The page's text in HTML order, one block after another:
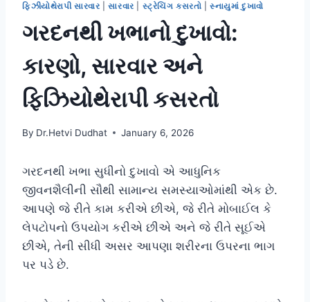
ફિઝીયોથેરાપી સારવાર |સારવાર સ્ટ્રેચિંગ કસરતો |સ્નાયુમાં દુખાવો
ગરદનથી ખભાનો દુખાવો:
કારણો, સારવાર અને
ફિઝિયોથેરાપી કસરતો
By Dr.Hetvi Dudhat January 6, 2026
ગરદનથી ખભા સુધીનો દુખાવો એ આધુનિક
જીવનશૈલીની સૌથી સામાન્ય સમસ્યાઓમાંથી એક છે.
આપણે જે રીતે કામ કરીએ છીએ, જે રીતે મોબાઈલ કે
લેપટોપનો ઉપયોગ કરીએ છીએ અને જે રીતે સૂઈએ
છીએ, તેની સીધી અસર આપણા શરીરના ઉપરના ભાગ
પર પડે છે.